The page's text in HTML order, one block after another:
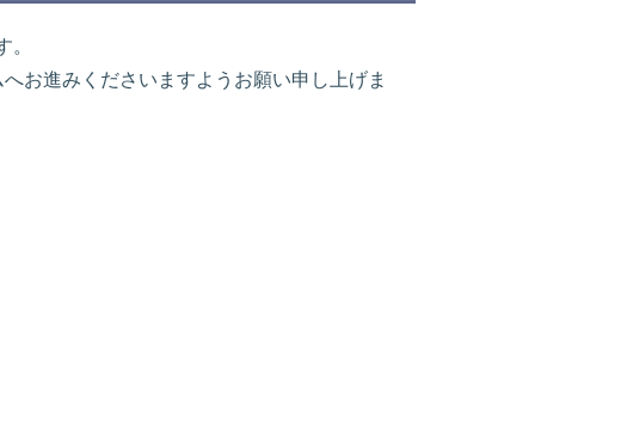
お進みくださいますようお願い申し上げま